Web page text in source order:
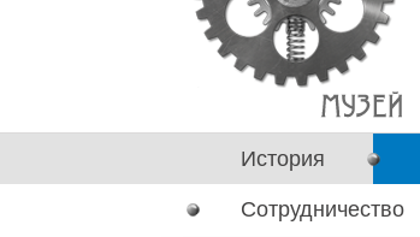
История
Сотрудничество